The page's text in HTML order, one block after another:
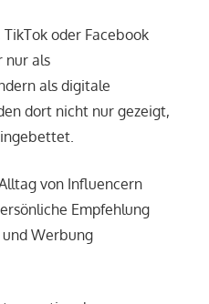
oder Facebook
nur als
als digitale
dort nicht nur gezeigt,
von Influencern
Empfehlung
Werbung